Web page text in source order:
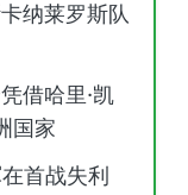
纳莱罗斯队
借哈里·凯
国家
首战失利